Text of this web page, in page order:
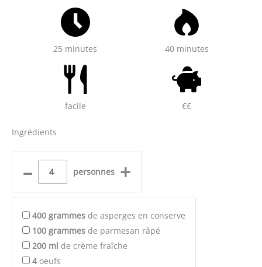
25 minutes 40 minutes
facile €€
Ingrédients
– personnes +
400 grammes de asperges en conserve
100 grammes de parmesan râpé
200 ml de crème fraîche
4oeufs